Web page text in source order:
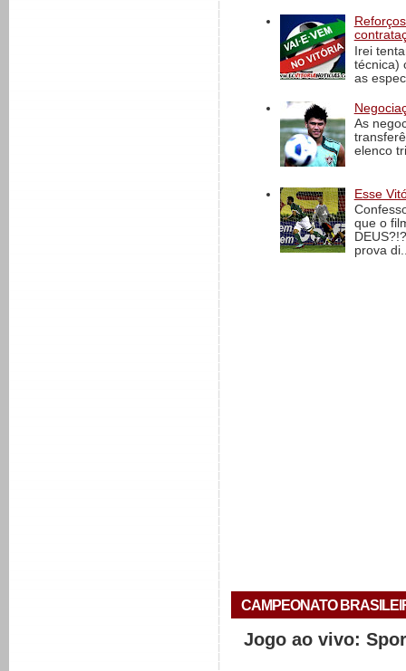
Irei
técnica)
as
As
elenco
Esse
que o
prova
CAMPEONATO
Jogo ao vivo: